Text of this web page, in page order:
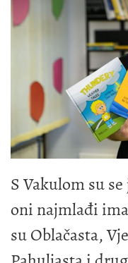
S Vakulom su
oni najmlađi
su Oblačasta,